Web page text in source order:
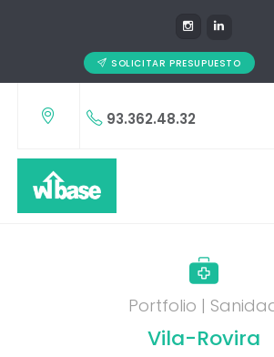
SOLICITAR PRESUPUESTO
93.362.48.32
Portfolio |
Vila-Rovira